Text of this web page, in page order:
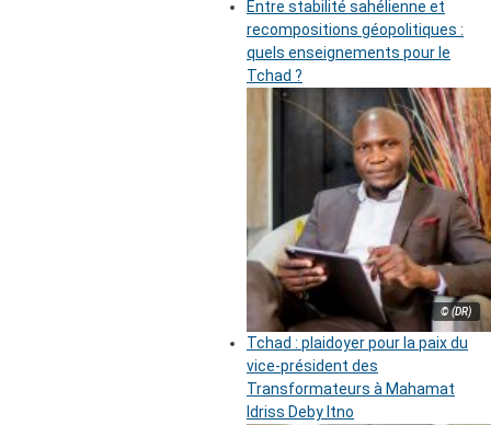
Entre stabilité sahélienne et
recompositions géopolitiques :
quels enseignements pour le
Tchad ?
© (DR)
Tchad : plaidoyer pour la paix du
vice-président des
Transformateurs à Mahamat
Idriss Deby Itno